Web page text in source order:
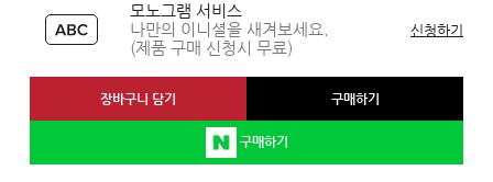
모노그램 서비스
나만의 이니셜을 새겨보세요.
(제품 구매 신청시 무료)
신청하기
장바구니 담기 구매하기
구매하기